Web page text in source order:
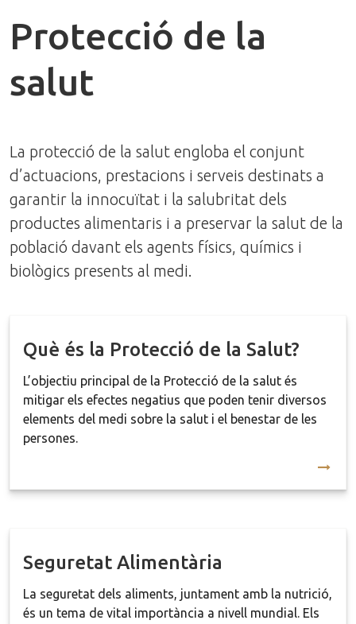
Protecció de la
salut
La protecció de la salut engloba el conjunt
d’actuacions, prestacions i serveis destinats a
garantir la innocuïtat i la salubritat dels
productes alimentaris i a preservar la salut de la
població davant els agents físics, químics i
biològics presents al medi.
Què és la Protecció de la Salut?
L’objectiu principal de la Protecció de la salut és
mitigar els efectes negatius que poden tenir diversos
elements del medi sobre la salut i el benestar de les
persones.
Seguretat Alimentària
La seguretat dels aliments, juntament amb la nutrició,
és un tema de vital importància a nivell mundial. Els